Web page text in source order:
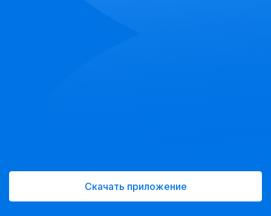
Скачать приложение